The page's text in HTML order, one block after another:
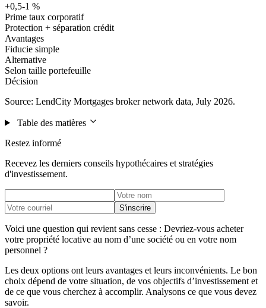
+0,5-1 %
Prime taux corporatif
Protection + séparation crédit
Avantages
Fiducie simple
Alternative
Selon taille portefeuille
Décision
Source: LendCity Mortgages broker network data, July 2026.
Table des matières
Restez informé
Recevez les derniers conseils hypothécaires et stratégies
d'investissement.
S'inscrire
Voici une question qui revient sans cesse : Devriez-vous acheter
votre propriété locative au nom d’une société ou en votre nom
personnel ?
Les deux options ont leurs avantages et leurs inconvénients. Le bon
choix dépend de votre situation, de vos objectifs d’investissement et
de ce que vous cherchez à accomplir. Analysons ce que vous devez
savoir.